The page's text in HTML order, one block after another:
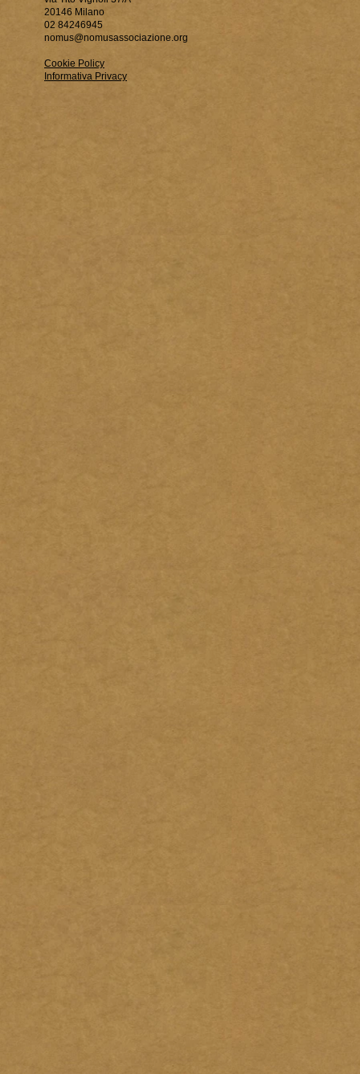
20146 Milano
02 84246945
nomus@nomusassociazione.org
Cookie Policy
Informativa Privacy